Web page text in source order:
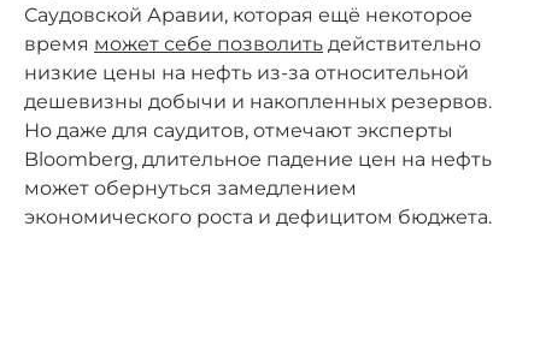
Саудовской Аравии, которая ещё некоторое
время может себе позволить действительно
низкие цены на нефть из-за относительной
дешевизны добычи и накопленных резервов.
Но даже для саудитов, отмечают эксперты
Bloomberg, длительное падение цен на нефть
может обернуться замедлением
экономического роста и дефицитом бюджета.